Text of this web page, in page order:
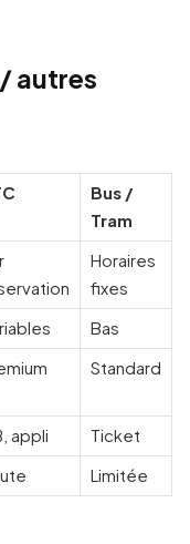
autres
Bus /
Tram
Horaires
fixes
Bas
Standard
appli
Ticket
Limitée